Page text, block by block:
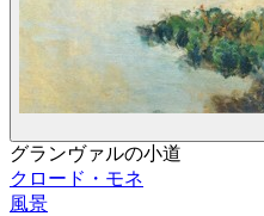
グランヴァルの小道
クロード・モネ
風景